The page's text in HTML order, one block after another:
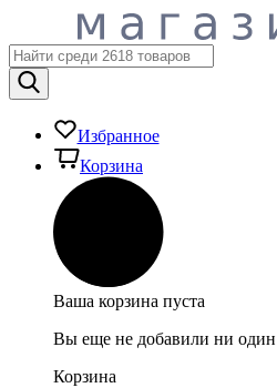
Избранное
Корзина
Ваша корзина пуста
Вы еще не добавили ни один
Корзина